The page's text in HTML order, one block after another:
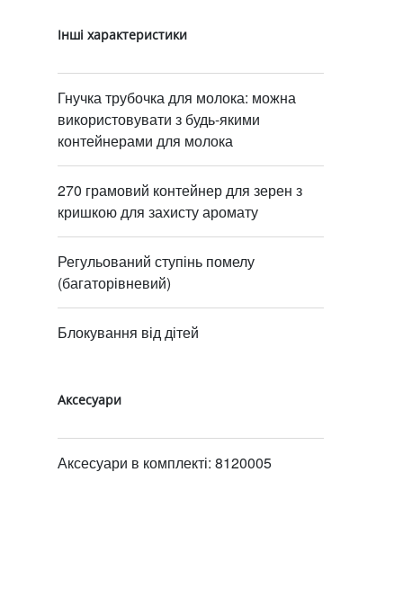
Інші характеристики
Гнучка трубочка для молока: можна
використовувати з будь-якими
контейнерами для молока
270 грамовий контейнер для зерен з
кришкою для захисту аромату
Регульований ступінь помелу
(багаторівневий)
Блокування від дітей
Аксесуари
Аксесуари в комплекті: 8120005